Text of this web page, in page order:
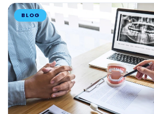
BLOG